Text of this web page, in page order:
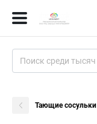
Тающие сосульки